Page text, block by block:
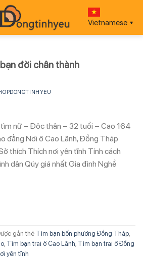
Vietnamese ▼
đời chân thành
nữ – Độc thân – 32 tuổi – Cao 164
đẳng Nơi ở Cao Lãnh, Đồng Tháp
thích Thích nơi yên tĩnh Tính cách
dân Qúy giá nhất Gia đình Nghề
gắn thẻ Tìm bạn bốn phương Đồng Tháp
Tìm bạn trai ở Cao Lãnh Tìm bạn trai ở Đồng
yên tĩnh